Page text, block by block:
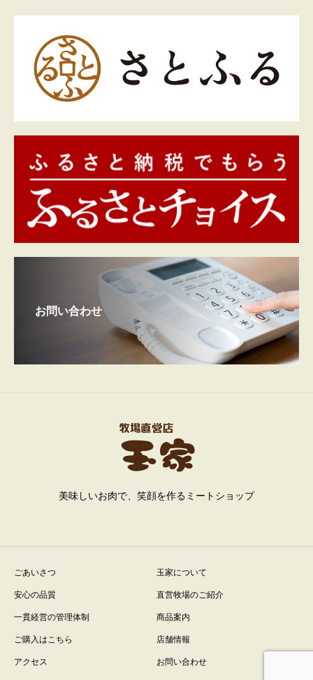
お問い合わせ
美味しいお肉で、笑顔を作るミートショップ
ごあいさつ
玉家について
安心の品質
直営牧場のご紹介
一貫経営の管理体制
商品案内
ご購入はこちら
店舗情報
アクセス
お問い合わせ